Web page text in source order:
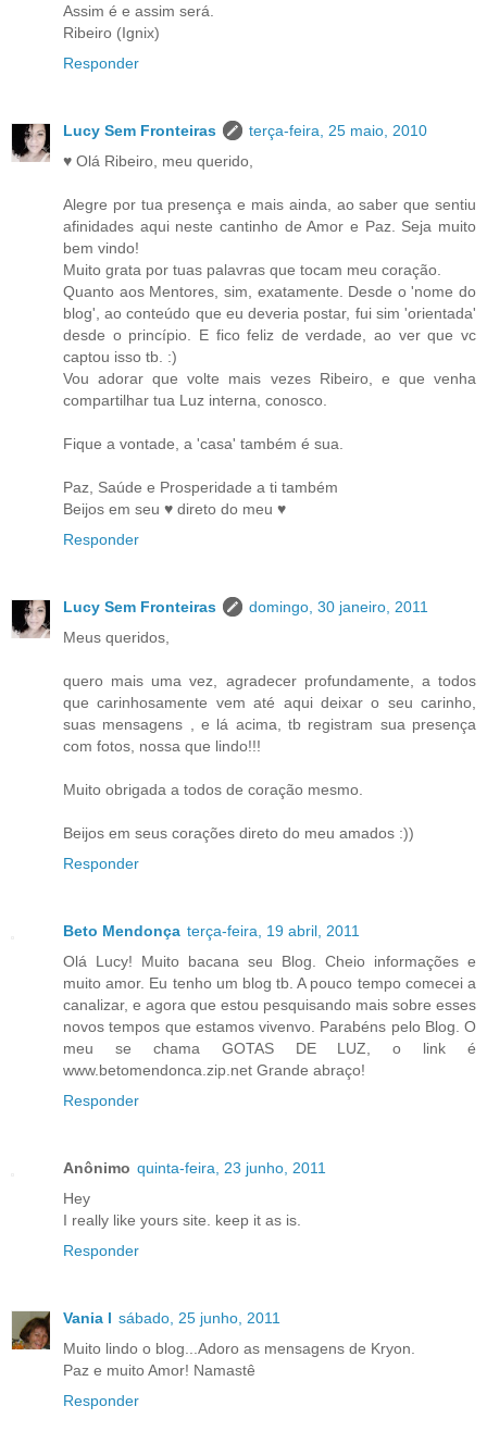
Assim é e assim será.
Ribeiro (Ignix)
Responder
Lucy Sem Fronteiras
terça-feira, 25 maio, 2010
♥ Olá Ribeiro, meu querido,
Alegre por tua presença e mais ainda, ao saber que sentiu
afinidades aqui neste cantinho de Amor e Paz. Seja muito
bem vindo!
Muito grata por tuas palavras que tocam meu coração.
Quanto aos Mentores, sim, exatamente. Desde o 'nome do
blog', ao conteúdo que eu deveria postar, fui sim 'orientada'
desde o princípio. E fico feliz de verdade, ao ver que vc
captou isso tb. :)
Vou adorar que volte mais vezes Ribeiro, e que venha
compartilhar tua Luz interna, conosco.
Fique a vontade, a 'casa' também é sua.
Paz, Saúde e Prosperidade a ti também
Beijos em seu ♥ direto do meu ♥
Responder
Lucy Sem Fronteiras
domingo, 30 janeiro, 2011
Meus queridos,
quero mais uma vez, agradecer profundamente, a todos
que carinhosamente vem até aqui deixar o seu carinho,
suas mensagens , e lá acima, tb registram sua presença
com fotos, nossa que lindo!!!
Muito obrigada a todos de coração mesmo.
Beijos em seus corações direto do meu amados :))
Responder
Beto Mendonça terça-feira, 19 abril, 2011
Olá Lucy! Muito bacana seu Blog. Cheio informações e
muito amor. Eu tenho um blog tb. A pouco tempo comecei a
canalizar, e agora que estou pesquisando mais sobre esses
novos tempos que estamos vivenvo. Parabéns pelo Blog. O
meu se chama GOTAS DE LUZ, o link é
www.betomendonca.zip.net Grande abraço!
Responder
Anônimo quinta-feira, 23 junho, 2011
Hey
I really like yours site. keep it as is.
Responder
Vania l sábado, 25 junho, 2011
Muito lindo o blog...Adoro as mensagens de Kryon.
Paz e muito Amor! Namastê
Responder